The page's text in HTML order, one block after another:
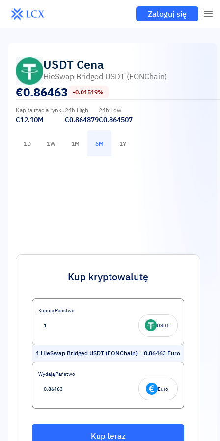
Zaloguj się
USDT Cena
HieSwap Bridged USDT (FONChain)
€0.86463 -0.01519%
Kapitalizacja rynku
€12.10M
24h High
€0.864879
24h Low
€0.864507
1D 1W 1M 6M 1Y
Kup kryptowalutę
Kupują Państwo
USDT
1 HieSwap Bridged USDT (FONChain) = 0.86463 Euro
Wydają Państwo
Euro
Kup teraz